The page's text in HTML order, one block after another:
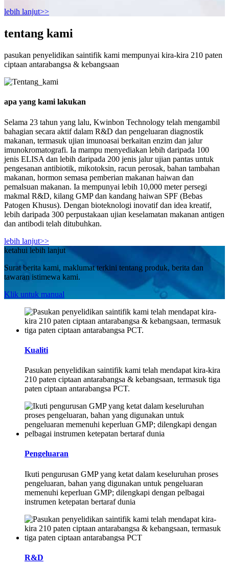
lebih lanjut>>
tentang kami
pasukan penyelidikan saintifik kami mempunyai kira-kira 210 paten
ciptaan antarabangsa & kebangsaan
apa yang kami lakukan
Selama 23 tahun yang lalu, Kwinbon Technology telah mengambil
bahagian secara aktif dalam R&D dan pengeluaran diagnostik
makanan, termasuk ujian imunoasai berkaitan enzim dan jalur
imunokromatografi. Ia mampu menyediakan lebih daripada 100
jenis ELISA dan lebih daripada 200 jenis jalur ujian pantas untuk
pengesanan antibiotik, mikotoksin, racun perosak, bahan tambahan
makanan, hormon semasa pemberian makanan haiwan dan
pemalsuan makanan. Ia mempunyai lebih 10,000 meter persegi
makmal R&D, kilang GMP dan kandang haiwan SPF (Bebas
Patogen Khusus). Dengan bioteknologi inovatif dan idea kreatif,
lebih daripada 300 perpustakaan ujian keselamatan makanan antigen
dan antibodi telah ditubuhkan.
lebih lanjut>>
ketahui lebih lanjut
Surat berita kami, maklumat terkini tentang produk, berita dan
tawaran istimewa kami.
Klik untuk manual
Kualiti
Pasukan penyelidikan saintifik kami telah mendapat kira-kira
210 paten ciptaan antarabangsa & kebangsaan, termasuk tiga
paten ciptaan antarabangsa PCT.
Pengeluaran
Ikuti pengurusan GMP yang ketat dalam keseluruhan proses
pengeluaran, bahan yang digunakan untuk pengeluaran
memenuhi keperluan GMP; dilengkapi dengan pelbagai
instrumen ketepatan bertaraf dunia
R&D